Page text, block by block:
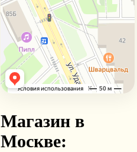
Магазин в
Москве: